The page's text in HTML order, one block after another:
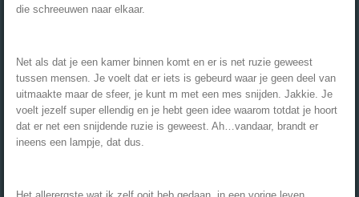
die schreeuwen naar elkaar.
Net als dat je een kamer binnen komt en er is net ruzie geweest
tussen mensen. Je voelt dat er iets is gebeurd waar je geen deel van
uitmaakte maar de sfeer, je kunt m met een mes snijden. Jakkie. Je
voelt jezelf super ellendig en je hebt geen idee waarom totdat je hoort
dat er net een snijdende ruzie is geweest. Ah…vandaar, brandt er
ineens een lampje, dat dus.